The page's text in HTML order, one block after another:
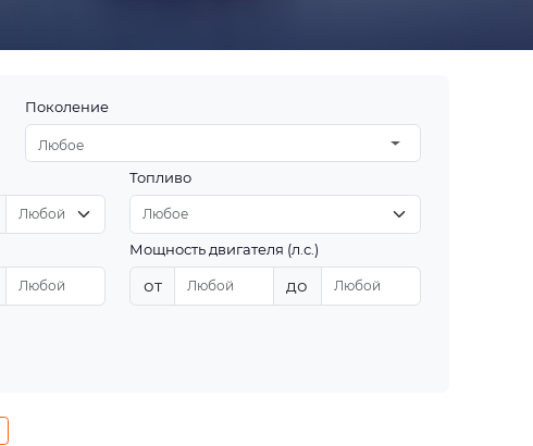
Поколение
Любое
Топливо
Мощность двигателя (л.с.)
от до